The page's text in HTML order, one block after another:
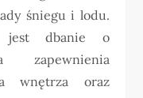
śniegu i lodu.
jest dbanie o
zapewnienia
wnętrza oraz